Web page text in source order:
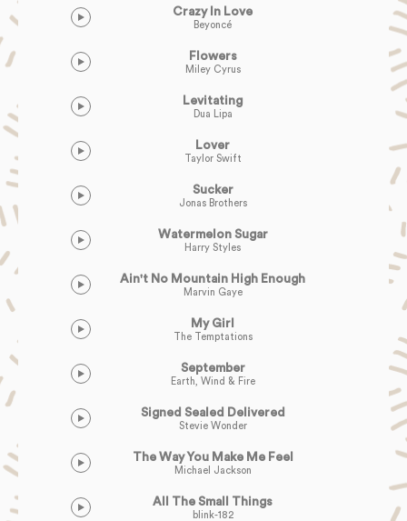
Crazy In Love
Beyoncé
Flowers
Miley Cyrus
Levitating
Dua Lipa
Lover
Taylor Swift
Sucker
Jonas Brothers
Watermelon Sugar
Harry Styles
Ain't No Mountain High Enough
Marvin Gaye
My Girl
The Temptations
September
Earth, Wind & Fire
Signed Sealed Delivered
Stevie Wonder
The Way You Make Me Feel
Michael Jackson
All The Small Things
blink-182